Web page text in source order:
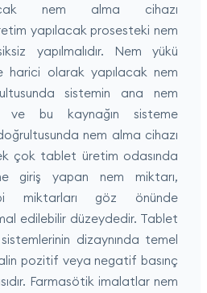
nem alma cihazı
yapılacak prosesteki nem
yapılmalıdır. Nem yükü
harici olarak yapılacak nem
sistemin ana nem
ve bu kaynağın sisteme
nem alma cihazı
çok tablet üretim odasında
giriş yapan nem miktarı,
miktarları göz önünde
edilebilir düzeydedir. Tablet
dizaynında temel
pozitif veya negatif basınç
Farmasötik imalatlar nem